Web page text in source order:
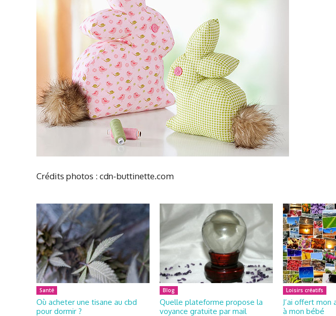
Crédits photos : cdn-buttinette.com
Santé
Où acheter une tisane au cbd
pour dormir ?
Blog
Quelle plateforme propose la
voyance gratuite par mail
Loisirs créatifs
J’ai offert
à mon bébé